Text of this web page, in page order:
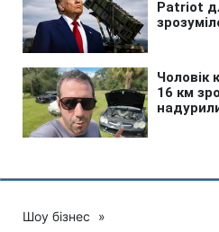
Шоу бізнес »